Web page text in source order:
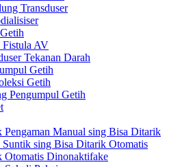
Transduser
Fistula AV
Tekanan Darah
Getih
Getih
Pengumpul Getih
Pengaman Manual sing Bisa Ditarik
Suntik sing Bisa Ditarik Otomatis
Otomatis Dinonaktifake